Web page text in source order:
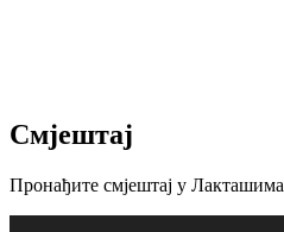
Смјештај
Пронађите смјештај у Лакташима